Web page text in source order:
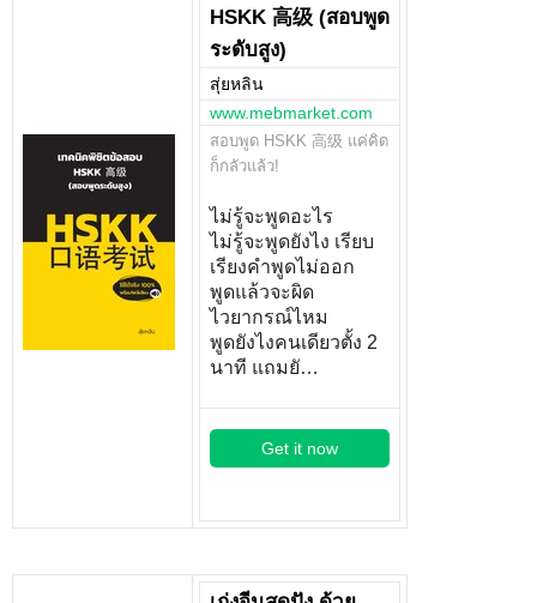
HSKK 高级 (สอบพูด
ระดับสูง)
สุ่ยหลิน
www.mebmarket.com
สอบพูด HSKK 高级 แค่คิด
ก็กลัวแล้ว!
ไม่รู้จะพูดอะไร
ไม่รู้จะพูดยังไง เรียบ
เรียงคำพูดไม่ออก
พูดแล้วจะผิด
ไวยากรณ์ไหม
พูดยังไงคนเดียวตั้ง 2
นาที แถมยั…
Get it now